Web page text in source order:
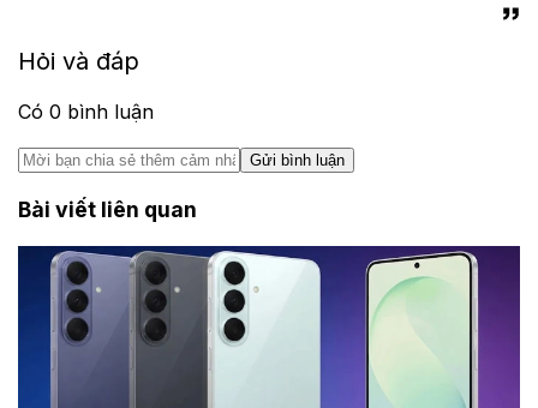
Hỏi và đáp
Có 0 bình luận
Gửi bình luận
Bài viết liên quan